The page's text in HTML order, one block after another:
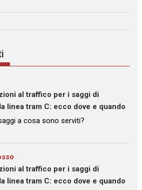
al traffico per i saggi di
linea tram C: ecco dove e quando
a cosa sono serviti?
al traffico per i saggi di
linea tram C: ecco dove e quando